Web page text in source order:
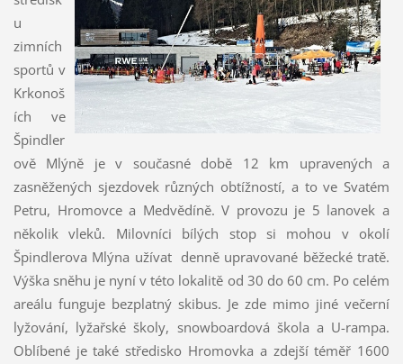
u
zimních
sportů v
Krkonoš
ích ve
Špindler
ově Mlýně je v současné době 12 km upravených a
zasněžených sjezdovek různých obtížností, a to ve Svatém
Petru, Hromovce a Medvědíně. V provozu je 5 lanovek a
několik vleků. Milovníci bílých stop si mohou v okolí
Špindlerova Mlýna užívat denně upravované běžecké tratě.
Výška sněhu je nyní v této lokalitě od 30 do 60 cm. Po celém
areálu funguje bezplatný skibus. Je zde mimo jiné večerní
lyžování, lyžařské školy, snowboardová škola a U-rampa.
Oblíbené je také středisko Hromovka a zdejší téměř 1600